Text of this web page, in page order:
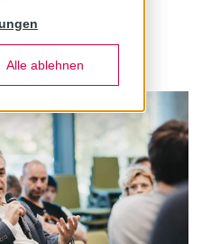
Alle ablehnen